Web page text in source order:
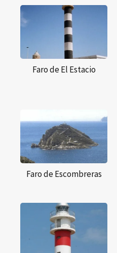
Faro de El Estacio
Faro de Escombreras